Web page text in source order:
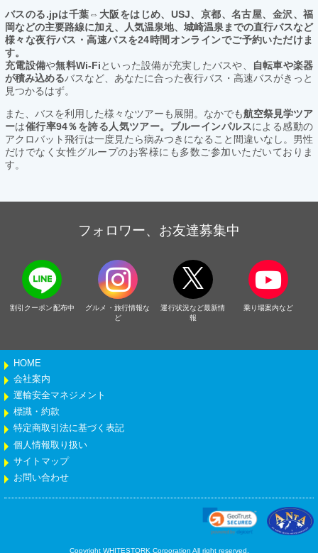
バスのる.jpは千葉⇔大阪をはじめ、USJ、京都、名古屋、金沢、福
岡などの主要路線に加え、人気温泉地、城崎温泉までの直行バスなど
様々な夜行バス・高速バスを24時間オンラインでご予約いただけま
す。
充電設備や無料Wi-Fiといった設備が充実したバスや、
自転車や楽器
が積み込めるバスなど、あなたに合った夜行バス・高速バスがきっと
見つかるはず。
また、バスを利用した様々なツアーも展開。なかでも航空祭見学ツア
ーは催行率94％を誇る人気ツアー。ブルーインパルスによる感動の
アクロバット飛行は一度見たら病みつきになること間違いなし。男性
だけでなく女性グループのお客様にも多数ご参加いただいておりま
す。
フォロワー、お友達募集中
割引クーポン配布中
グルメ・旅行情報な
ど
運行状況など最新情
報
乗り場案内など
HOME
会社案内
運輸安全マネジメント
標識・約款
特定商取引法に基づく表記
個人情報取り扱い
サイトマップ
お問い合わせ
Copyright WHITESTORK Corporation All right reserved.